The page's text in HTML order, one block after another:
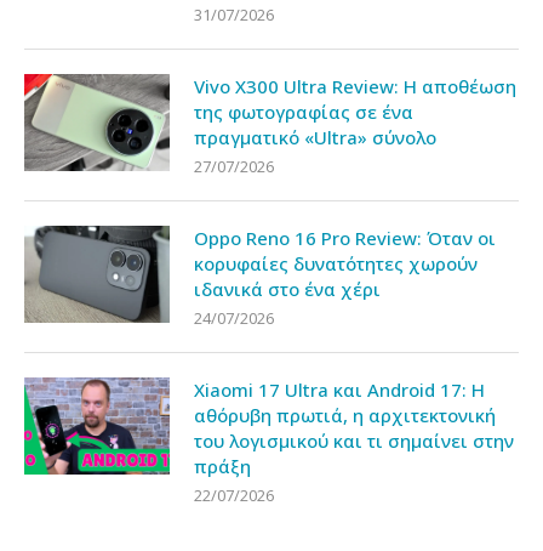
31/07/2026
Vivo X300 Ultra Review: Η αποθέωση
της φωτογραφίας σε ένα
πραγματικό «Ultra» σύνολο
27/07/2026
Oppo Reno 16 Pro Review: Όταν οι
κορυφαίες δυνατότητες χωρούν
ιδανικά στο ένα χέρι
24/07/2026
Xiaomi 17 Ultra και Android 17: Η
αθόρυβη πρωτιά, η αρχιτεκτονική
του λογισμικού και τι σημαίνει στην
πράξη
22/07/2026